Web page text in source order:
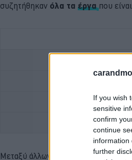
If you wish
sensitive
confirm
continue
information
further
συζητήθηκαν όλα τα έργα που
OMODA -
Μεταξύ άλλων συζητήθηκε ο